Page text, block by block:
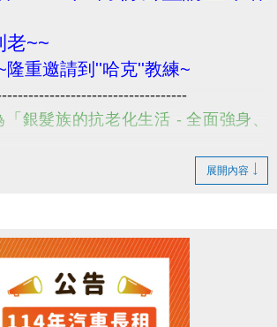
老~~
隆重邀請到''哈克''教練~
銀髮族的抗老化生活 - 全面強身、
是勢在必行的~~~(o゜▽゜)o☆
06/21(六)下午15:00~17:00
展開內容